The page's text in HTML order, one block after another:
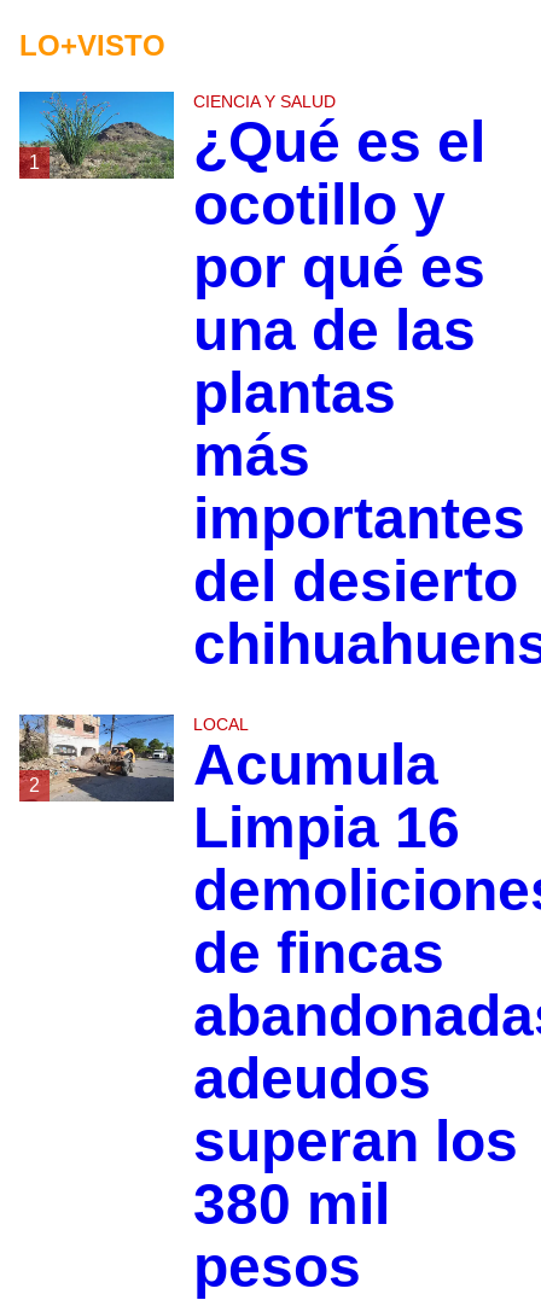
LO+VISTO
1
CIENCIA Y SALUD
¿Qué es el
ocotillo y
por qué es
una de las
plantas
más
importantes
del desierto
2
LOCAL
Acumula
Limpia 16
de fincas
adeudos
superan los
380 mil
pesos